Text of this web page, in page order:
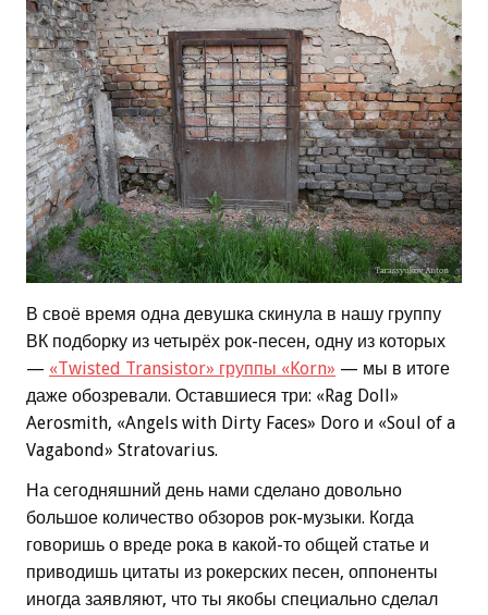
В своё время одна девушка скинула в нашу группу
ВК подборку из четырёх рок-песен, одну из которых
— «Twisted Transistor» группы «Korn» — мы в итоге
даже обозревали. Оставшиеся три: «Rag Doll»
Aerosmith, «Angels with Dirty Faces» Doro и «Soul of a
Vagabond» Stratovarius.
На сегодняшний день нами сделано довольно
большое количество обзоров рок-музыки. Когда
говоришь о вреде рока в какой-то общей статье и
приводишь цитаты из рокерских песен, оппоненты
иногда заявляют, что ты якобы специально сделал